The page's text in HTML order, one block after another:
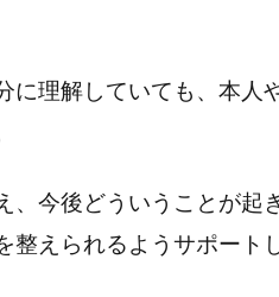
に理解していても、本人
、今後どういうことが起
えられるようサポート